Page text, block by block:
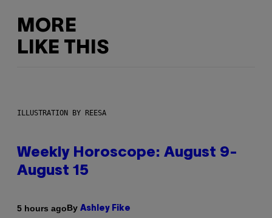
MORE
LIKE THIS
ILLUSTRATION BY REESA
Weekly Horoscope: August 9-
August 15
5 hours agoBy Ashley Fike